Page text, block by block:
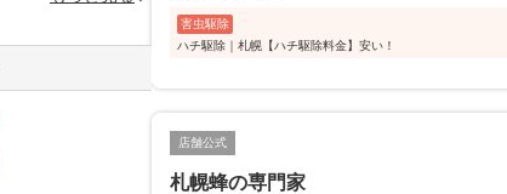
害虫駆除
ハチ駆除｜札幌【ハチ駆除料金】安い！
店舗公式
札幌蜂の専門家